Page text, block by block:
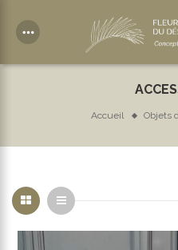
more_horiz
Accueil Objets